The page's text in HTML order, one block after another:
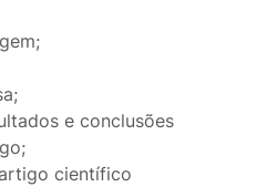
e conclusões
científico